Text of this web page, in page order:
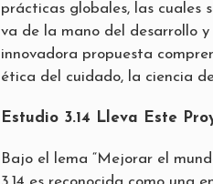
prácticas globales, las cuales
va de la mano del desarrollo
innovadora propuesta
ética del cuidado, la ciencia
Estudio 3.14 Lleva Este
Bajo el lema “Mejorar el